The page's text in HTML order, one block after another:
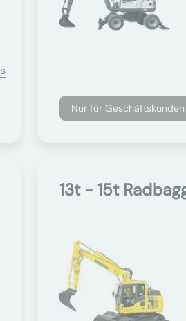
Nur für Geschäftskunden
13t - 15t